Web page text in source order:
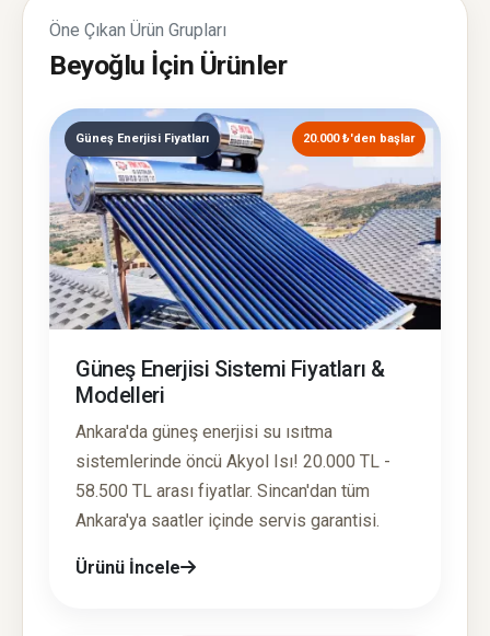
Öne Çıkan Ürün Grupları
Beyoğlu İçin Ürünler
Güneş Enerjisi Fiyatları 20.000 ₺'den başlar
Güneş Enerjisi Sistemi Fiyatları &
Modelleri
Ankara'da güneş enerjisi su ısıtma
sistemlerinde öncü Akyol Isı! 20.000 TL -
58.500 TL arası fiyatlar. Sincan'dan tüm
Ankara'ya saatler içinde servis garantisi.
Ürünü İncele